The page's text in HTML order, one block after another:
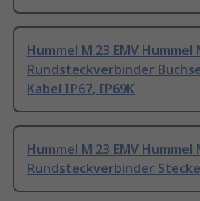
Hummel M 23 EMV Hummel
Rundsteckverbinder
Kabel IP67, IP69K
Hummel M 23 EMV
Rundsteckverbinder